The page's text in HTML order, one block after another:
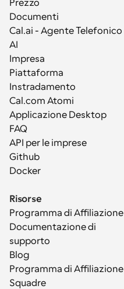
Prezzo
Documenti
Cal.ai - Agente Telefonico
AI
Impresa
Piattaforma
Instradamento
Cal.com Atomi
Applicazione Desktop
FAQ
API per le imprese
Github
Docker
Risorse
Programma di Affiliazione
Documentazione di
supporto
Blog
Programma di Affiliazione
Squadre